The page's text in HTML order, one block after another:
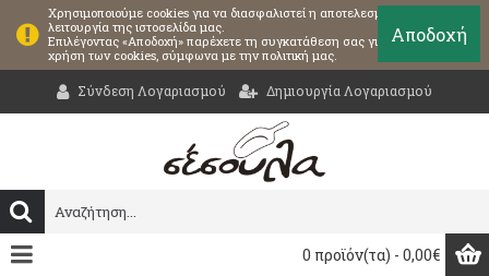
Χρησιμοποιούμε cookies για να διασφαλιστεί η αποτελεσματική
λειτουργία της ιστοσελίδα μας.
Επιλέγοντας «Αποδοχή» παρέχετε τη συγκατάθεση σας για τη
χρήση των cookies, σύμφωνα με την πολιτική μας.
Αποδοχή
Σύνδεση Λογαριασμού Δημιουργία Λογαριασμού
0 προϊόν(τα) - 0,00€